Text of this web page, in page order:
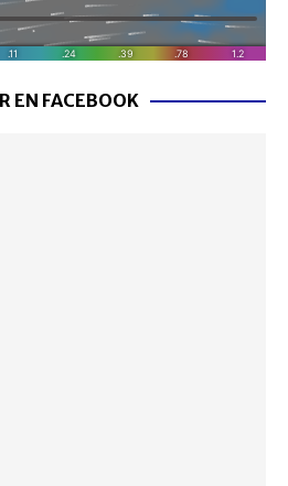
EN FACEBOOK